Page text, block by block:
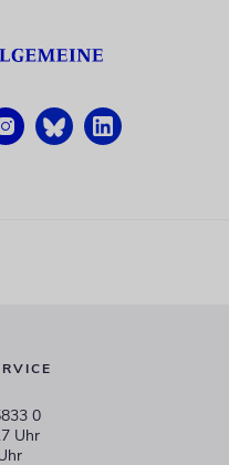
0
Uhr